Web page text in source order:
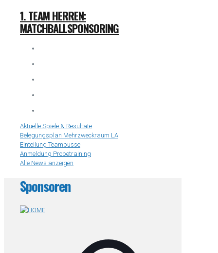
1. TEAM HERREN:
MATCHBALLSPONSORING
Aktuelle Spiele & Resultate
Belegungsplan Mehrzweckraum LA
Einteilung Teambusse
Anmeldung Probetraining
Alle News anzeigen
Sponsoren